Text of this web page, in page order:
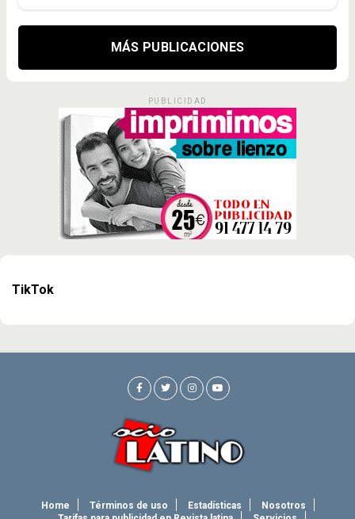
MÁS PUBLICACIONES
PUBLICIDAD
TikTok
Home Términos de uso Estadísticas
Nosotros